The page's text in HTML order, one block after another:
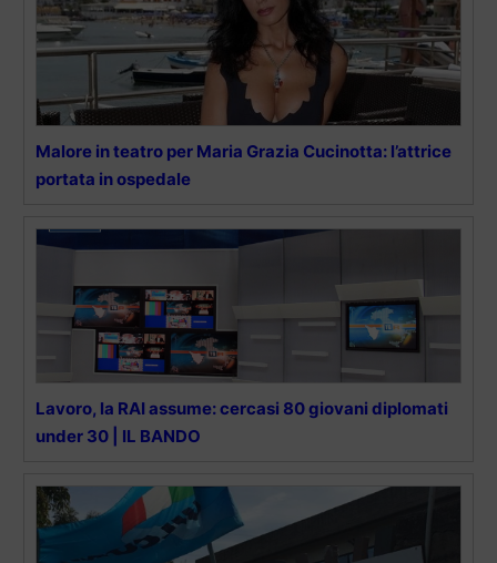
Malore in teatro per Maria Grazia Cucinotta: l’attrice
portata in ospedale
Lavoro, la RAI assume: cercasi 80 giovani diplomati
under 30 | IL BANDO